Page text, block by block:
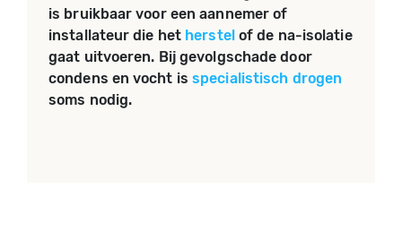
is bruikbaar voor een aannemer of
installateur die het herstelof de na-isolatie
gaat uitvoeren. Bij gevolgschade door
condens en vocht isspecialistisch drogen
soms nodig.